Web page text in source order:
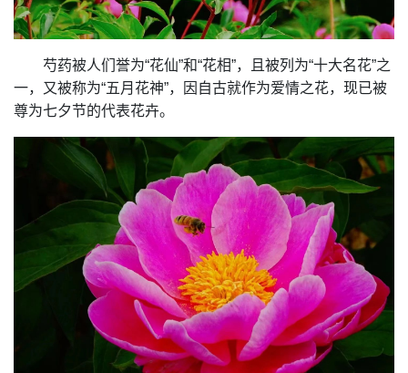
芍药被人们誉为“花仙”和“花相”，且被列为“十大名花”之
一，又被称为“五月花神”，因自古就作为爱情之花，现已被
尊为七夕节的代表花卉。